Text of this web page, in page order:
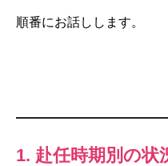
順番にお話しします。
1. 赴任時期別の状